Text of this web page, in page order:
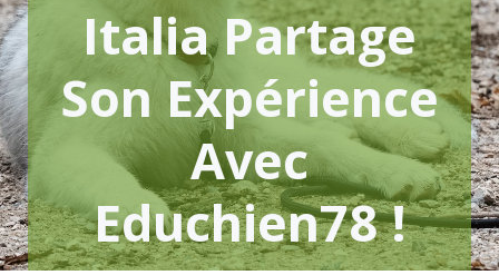
Italia Partage
Son Expérience
Avec
Educhien78 !